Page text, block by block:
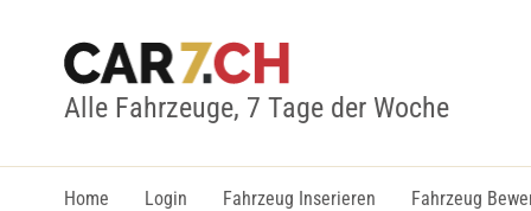
Alle Fahrzeuge, 7 Tage der Woche
Home Login Fahrzeug Inserieren Fahrzeug